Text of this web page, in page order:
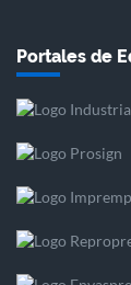
Portales de